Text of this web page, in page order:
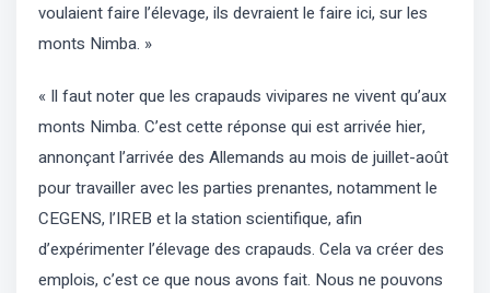
voulaient faire l’élevage, ils devraient le faire ici, sur les
monts Nimba. »
« Il faut noter que les crapauds vivipares ne vivent qu’aux
monts Nimba. C’est cette réponse qui est arrivée hier,
annonçant l’arrivée des Allemands au mois de juillet-août
pour travailler avec les parties prenantes, notamment le
CEGENS, l’IREB et la station scientifique, afin
d’expérimenter l’élevage des crapauds. Cela va créer des
emplois, c’est ce que nous avons fait. Nous ne pouvons